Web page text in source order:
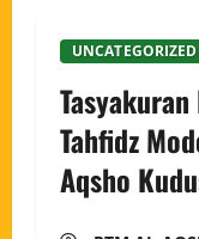
UNCATEGORIZED
Tahfidz
Aqsho